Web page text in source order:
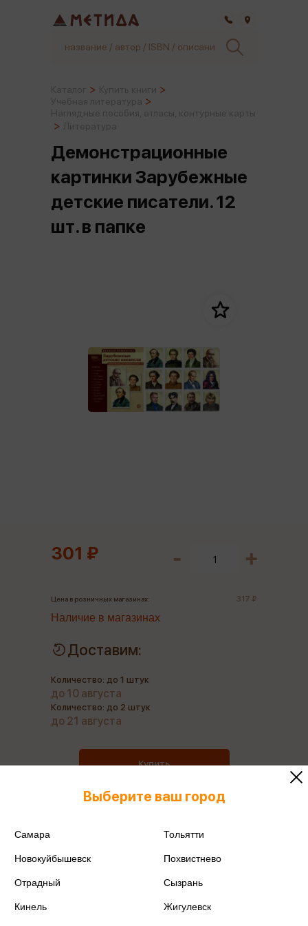
Демонстрационные
картинки Зарубежные
детские писатели. 12
шт. в папке
301 ₽
Цена в розничных магазинах: 317 ₽
Наличие в магазинах
Доставим:
Количество: до 1 штук
до 10 августа
Количество: до 2 штук
до 21 августа
Купить
Все книги этого издательства
Выберите ваш город
Самара Тольятти
Новокуйбышевск Похвистнево
Отрадный Сызрань
Кинель Жигулевск